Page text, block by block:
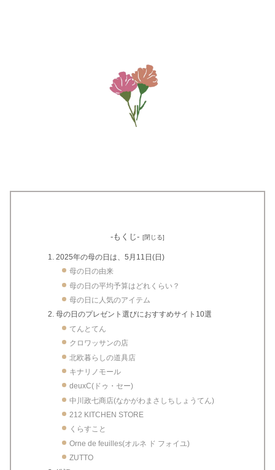
-もくじ-
2025年の母の日は、5月11日(日)
母の日の由来
母の日の平均予算はどれくらい？
母の日に人気のアイテム
母の日のプレゼント選びにおすすめサイト10選
てんとてん
クロワッサンの店
北欧暮らしの道具店
キナリノモール
deuxC(ドゥ・セー)
中川政七商店(なかがわまさしちしょうてん)
212 KITCHEN STORE
くらすこと
Orne de feuilles(オルネ ド フォイユ)
ZUTTO